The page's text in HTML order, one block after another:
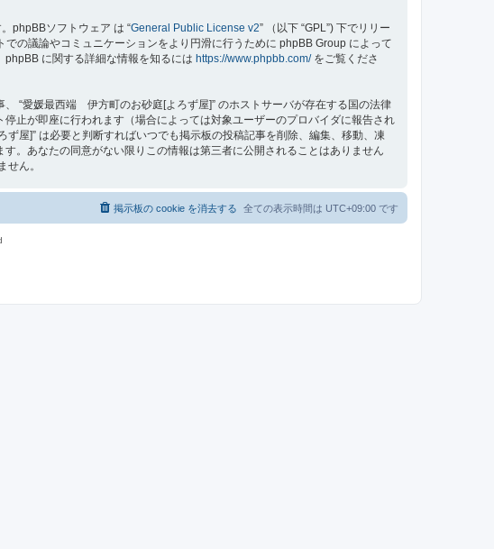
phpBBソフトウェア は “General Public License v2” （以下 “GPL”) 下でリリー
の議論やコミュニケーションをより円滑に行うために phpBB Group によって
に関する詳細な情報を知るには https://www.phpbb.com/をご覧くださ
“愛媛最西端 伊方町のお砂庭[よろず屋]” のホストサーバが存在する国の法律
止が即座に行われます（場合によっては対象ユーザーのプロバイダに報告され
屋]” は必要と判断すればいつでも掲示板の投稿記事を削除、編集、移動、凍
。あなたの同意がない限りこの情報は第三者に公開されることはありません
ん。
全ての表示時間は UTC+09:00 です
掲示板の cookie を消去する